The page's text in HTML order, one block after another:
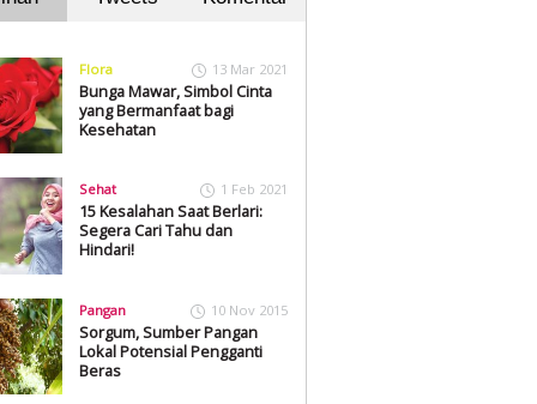
Flora 13 Mar 2021
Bunga Mawar, Simbol Cinta
yang Bermanfaat bagi
Kesehatan
Sehat 1 Feb 2021
15 Kesalahan Saat Berlari:
Segera Cari Tahu dan
Hindari!
Pangan 10 Nov 2015
Sorgum, Sumber Pangan
Lokal Potensial Pengganti
Beras